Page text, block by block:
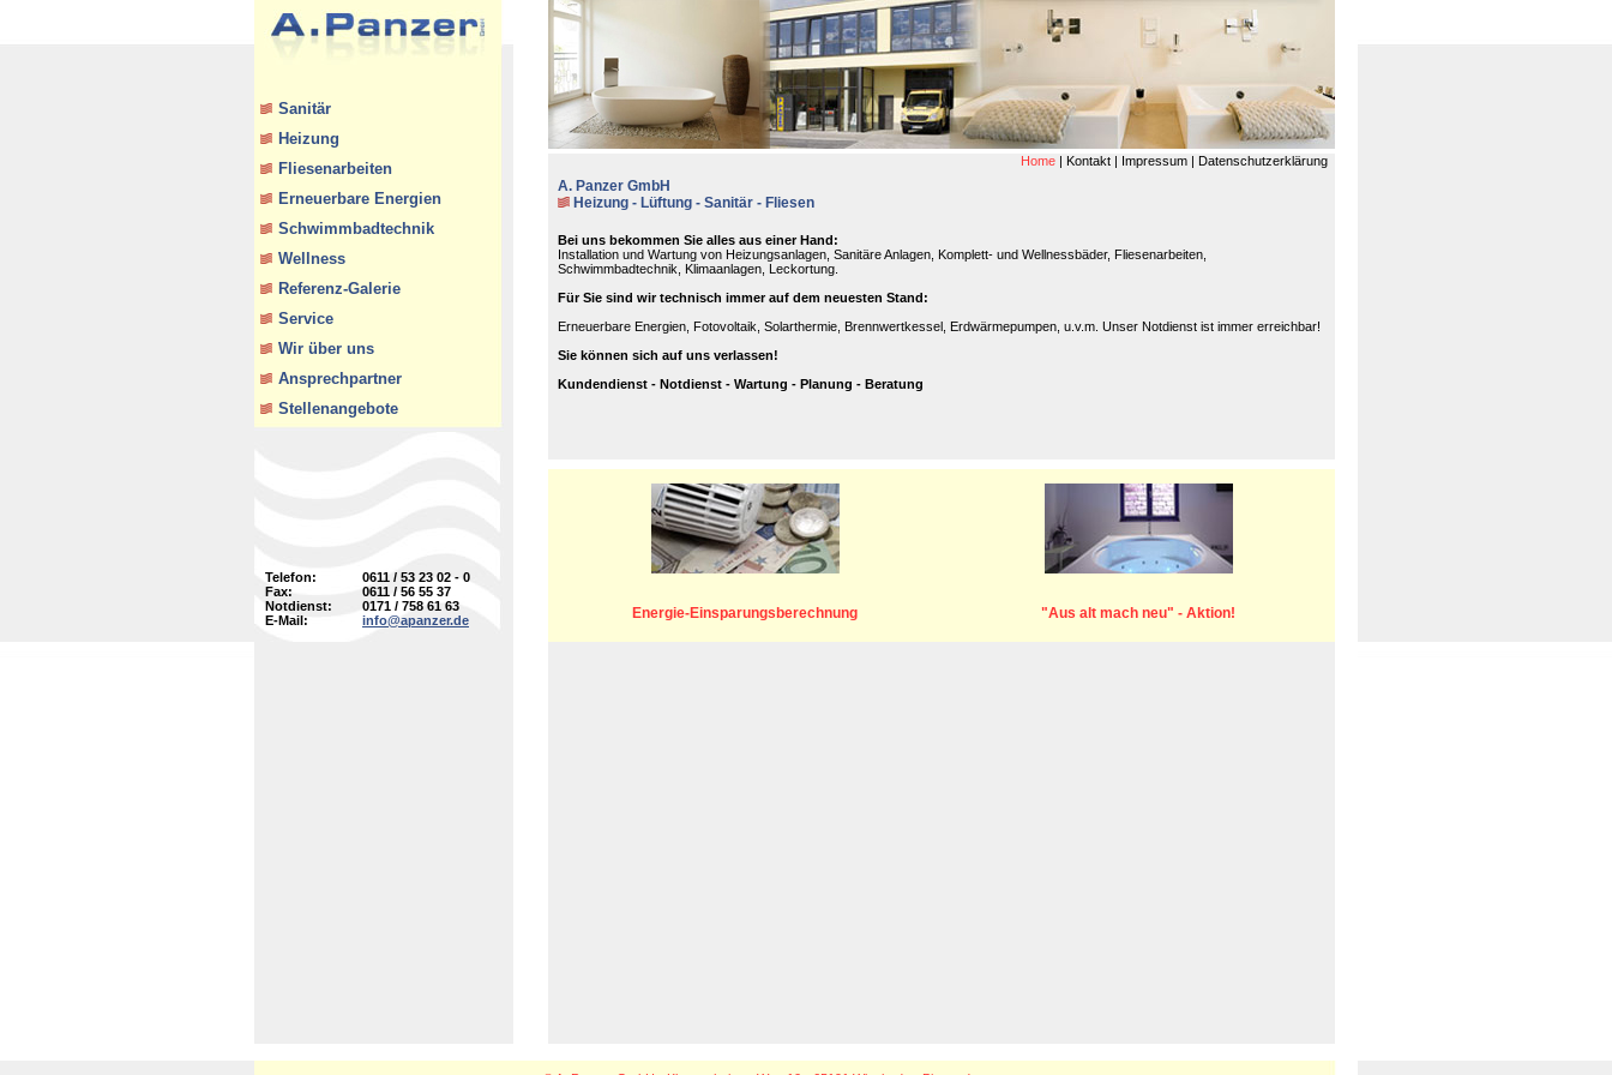
Sanitär
Heizung
Fliesenarbeiten
Erneuerbare Energien
Schwimmbadtechnik
Wellness
Referenz-Galerie
Service
Wir über uns
Ansprechpartner
Stellenangebote
Telefon:
Fax:
Notdienst:
E-Mail:
0611 / 53 23 02 - 0
0611 / 56 55 37
0171 / 758 61 63
info@apanzer.de
Home | Kontakt | Impressum | Datenschutzerklärung
A. Panzer GmbH
Heizung - Lüftung - Sanitär - Fliesen
Bei uns bekommen Sie alles aus einer Hand:
Installation und Wartung von Heizungsanlagen, Sanitäre Anlagen, Komplett- und Wellnessbäder, Fliesenarbeiten,
Schwimmbadtechnik, Klimaanlagen, Leckortung.
Für Sie sind wir technisch immer auf dem neuesten Stand:
Erneuerbare Energien, Fotovoltaik, Solarthermie, Brennwertkessel, Erdwärmepumpen, u.v.m. Unser Notdienst ist immer erreichbar!
Sie können sich auf uns verlassen!
Kundendienst - Notdienst - Wartung - Planung - Beratung
Energie-Einsparungsberechnung "Aus alt mach neu" - Aktion!